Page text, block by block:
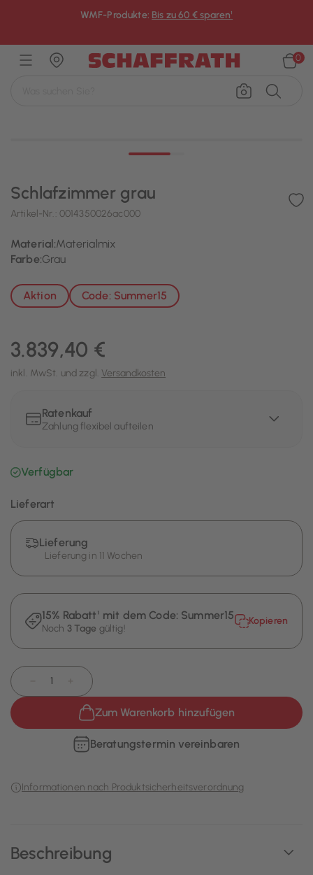
WMF-Produkte: Bis zu 60 € sparen¹
0
Beschreibung
Schlafzimmer grau
Artikel-Nr.: 0014350026ac000
Material:Materialmix
Farbe:Grau
Aktion Code: Summer15
3.839,40 €
inkl. MwSt. und zzgl. Versandkosten
Ratenkauf
Zahlung flexibel aufteilen
Verfügbar
Lieferart
Lieferung
Lieferung in 11 Wochen
15% Rabatt¹ mit dem Code: Summer15
Noch 3 Tage gültig!
Kopieren
Zum Warenkorb hinzufügen
Beratungstermin vereinbaren
Informationen nach Produktsicherheitsverordnung